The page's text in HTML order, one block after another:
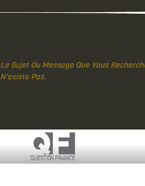
Le Sujet Ou Message Que Vous
N'existe Pas.